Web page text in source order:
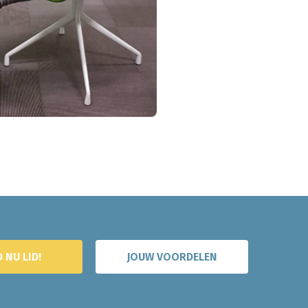
NU LID! JOUW VOORDELEN